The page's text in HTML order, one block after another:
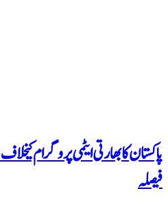
پاکستان کا بھارتی ایٹمی پروگرام
فیصلہ